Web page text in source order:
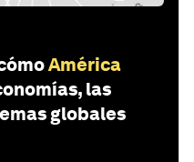
América
las
globales